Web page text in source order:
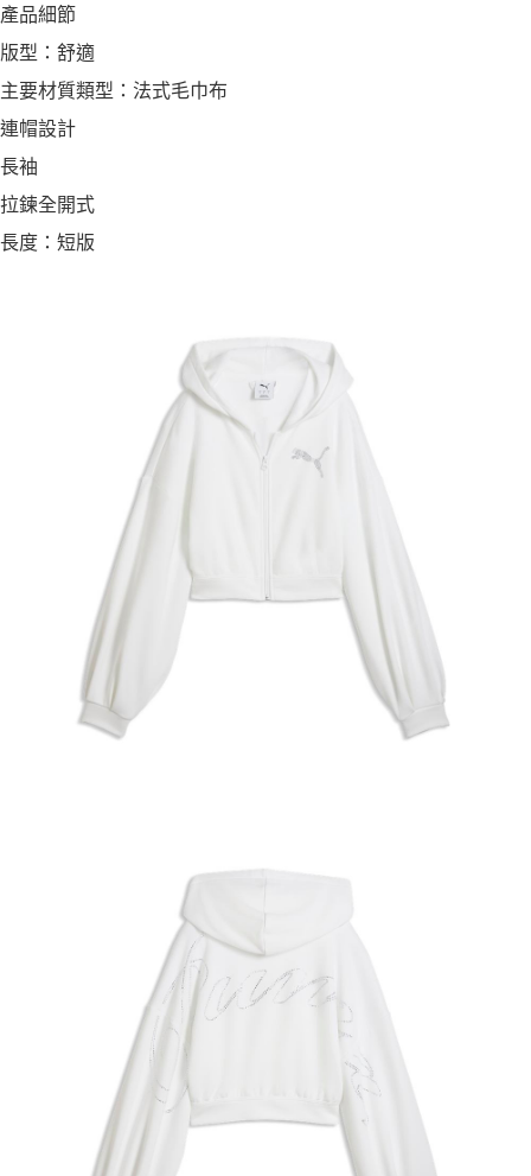
產品細節
版型：舒適
主要材質類型：法式毛巾布
連帽設計
長袖
拉鍊全開式
長度：短版